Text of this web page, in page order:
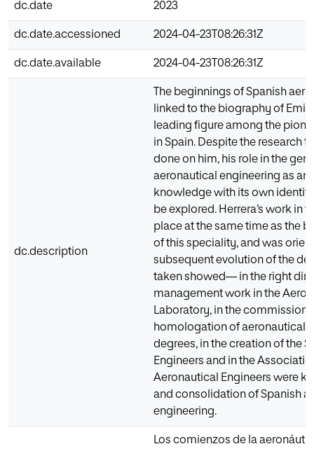
dc.date 2023
dc.date.accessioned 2024-04-23T08:26:31Z
dc.date.available 2024-04-23T08:26:31Z
dc.description
The beginnings of Spanish
linked to the biography of
leading figure among the
in Spain. Despite the research
done on him, his role in the
aeronautical engineering as an
knowledge with its own
be explored. Herrera’s work in
place at the same time as the
of this speciality, and was
subsequent evolution of the
taken showed— in the right
management work in the
Laboratory, in the commission
homologation of aeronautical
degrees, in the creation of the
Engineers and in the
Aeronautical Engineers were
and consolidation of Spanish
engineering.
Los comienzos de la